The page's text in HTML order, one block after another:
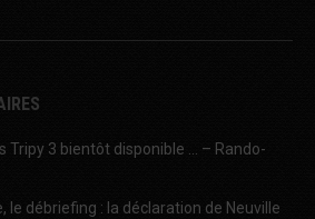
Tripy 3 bientôt disponible … – Rando-
le débriefing : la déclaration de Neuville